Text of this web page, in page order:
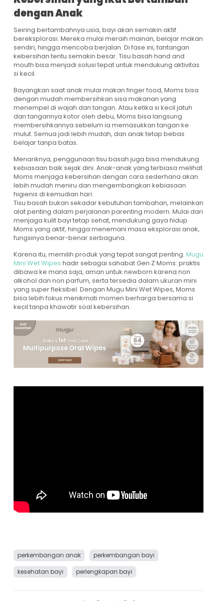
dengan Anak
Seiring bertambahnya usia, bayi akan semakin aktif
bereksplorasi. Mereka mulai meraih mainan, belajar makan
sendiri, hingga mencoba berjalan. Di fase ini, tantangan
kebersihan tentu semakin besar. Tisu basah hand and
mouth bisa menjadi solusi tepat untuk mendukung aktivitas
si kecil.
Bayangkan saat anak mulai makan finger food, Moms bisa
dengan mudah membersihkan sisa makanan yang
menempel di wajah dan tangan. Atau ketika si kecil jatuh
dan tangannya kotor oleh debu, Moms bisa langsung
membersihkannya sebelum ia memasukkan tangan ke
mulut. Semua jadi lebih mudah, dan anak tetap bebas
belajar tanpa batas.
Menariknya, penggunaan tisu basah juga bisa mendukung
kebiasaan baik sejak dini. Anak-anak yang terbiasa melihat
Moms menjaga kebersihan dengan cara sederhana akan
lebih mudah meniru dan mengembangkan kebiasaan
higienis di kemudian hari.
Tisu basah bukan sekadar kebutuhan tambahan, melainkan
alat penting dalam perjalanan parenting modern. Mulai dari
menjaga kulit bayi tetap sehat, mendukung gaya hidup
Moms yang aktif, hingga menemani masa eksplorasi anak,
fungsinya benar-benar serbaguna.
Karena itu, memilih produk yang tepat sangat penting. Mugu
Mini Wet Wipes hadir sebagai sahabat Gen Z Moms: praktis
dibawa ke mana saja, aman untuk newborn karena non
alkohol dan non parfum, serta tersedia dalam ukuran mini
yang super fleksibel. Dengan Mugu Mini Wet Wipes, Moms
bisa lebih fokus menikmati momen berharga bersama si
kecil tanpa khawatir soal kebersihan.
perkembangan anak
perkembangan bayi
kesehatan bayi
perlengkapan bayi